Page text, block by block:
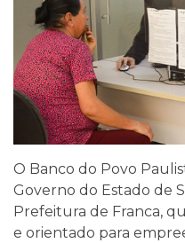
O Banco do Povo
Governo do Estado de
Prefeitura de Franca,
e orientado para